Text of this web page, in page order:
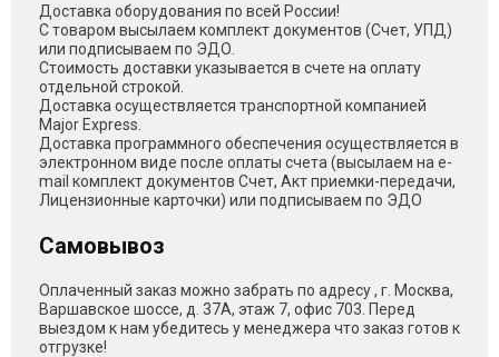
Доставка оборудования по всей России!
С товаром высылаем комплект документов (Счет, УПД)
или подписываем по ЭДО.
Стоимость доставки указывается в счете на оплату
отдельной строкой.
Доставка осуществляется транспортной компанией
Major Express.
Доставка программного обеспечения осуществляется в
электронном виде после оплаты счета (высылаем на e-
mail комплект документов Счет, Акт приемки-передачи,
Лицензионные карточки) или подписываем по ЭДО
Самовывоз
Оплаченный заказ можно забрать по адресу , г. Москва,
Варшавское шоссе, д. 37А, этаж 7, офис 703. Перед
выездом к нам убедитесь у менеджера что заказ готов к
отгрузке!